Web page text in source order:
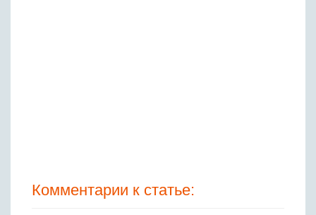
Комментарии к статье: